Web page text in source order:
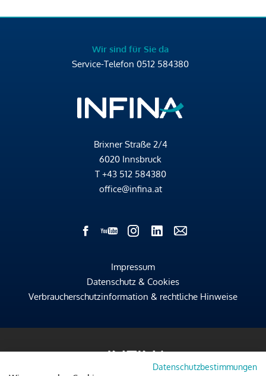
Wir sind für Sie da
Service-Telefon 0512 584380
Brixner Straße 2/4
6020 Innsbruck
T +43 512 584380
office@infina.at
Impressum
Datenschutz & Cookies
Verbraucherschutzinformation & rechtliche Hinweise
Datenschutzbestimmungen